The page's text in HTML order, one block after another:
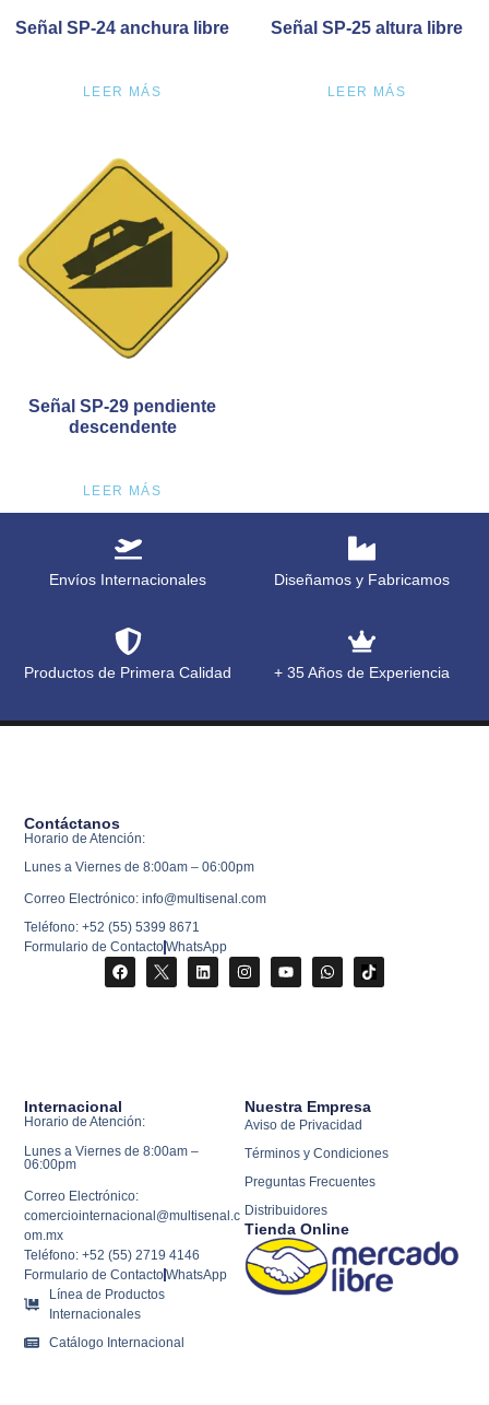
Señal SP-24 anchura libre
LEER MÁS
Señal SP-25 altura libre
LEER MÁS
Señal SP-29 pendiente
descendente
LEER MÁS
Envíos Internacionales Diseñamos y Fabricamos
Productos de Primera Calidad + 35 Años de Experiencia
Nuestra Empresa
Aviso de Privacidad
Términos y Condiciones
Preguntas Frecuentes
Distribuidores
Tienda Online
Internacional
Horario de Atención:
Lunes a Viernes de 8:00am –
06:00pm
Correo Electrónico:
comerciointernacional@multisenal.c
om.mx
Teléfono: +52 (55) 2719 4146
Formulario de ContactoWhatsApp
Línea de Productos
Internacionales
Catálogo Internacional
Contáctanos
Horario de Atención:
Lunes a Viernes de 8:00am – 06:00pm
Correo Electrónico: info@multisenal.com
Teléfono: +52 (55) 5399 8671
Formulario de ContactoWhatsApp